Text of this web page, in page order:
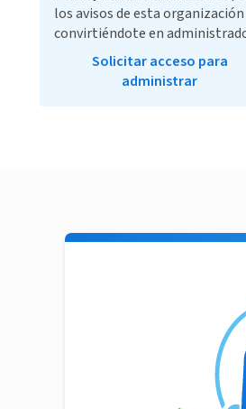
los avisos de esta organización
convirtiéndote en
Solicitar acceso para
administrar